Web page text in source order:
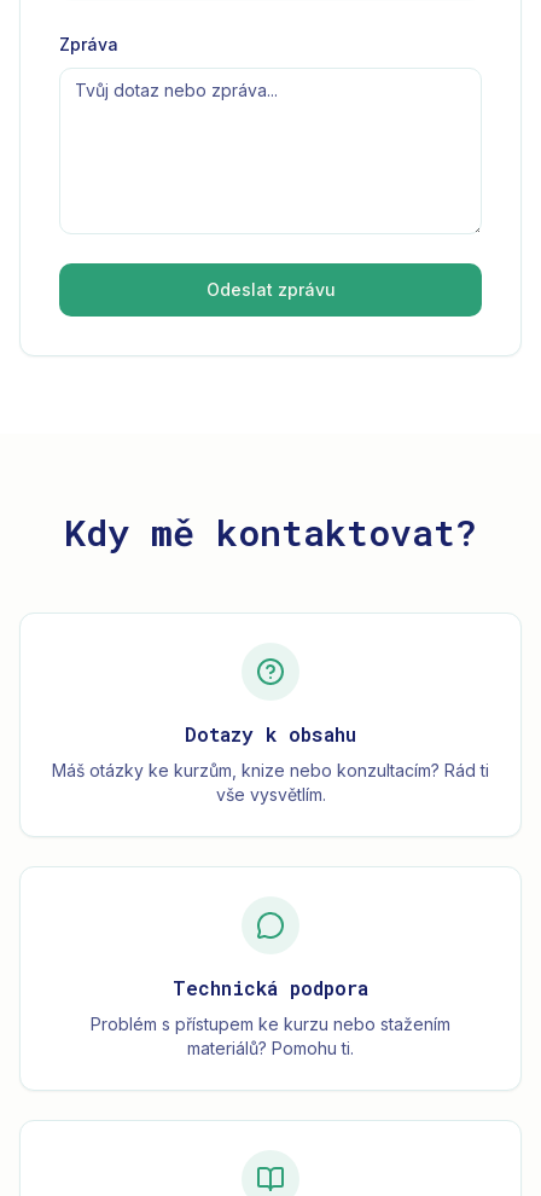
Zpráva
Odeslat zprávu
Kdy mě kontaktovat?
Dotazy k obsahu
Máš otázky ke kurzům, knize nebo konzultacím? Rád ti
vše vysvětlím.
Technická podpora
Problém s přístupem ke kurzu nebo stažením
materiálů? Pomohu ti.